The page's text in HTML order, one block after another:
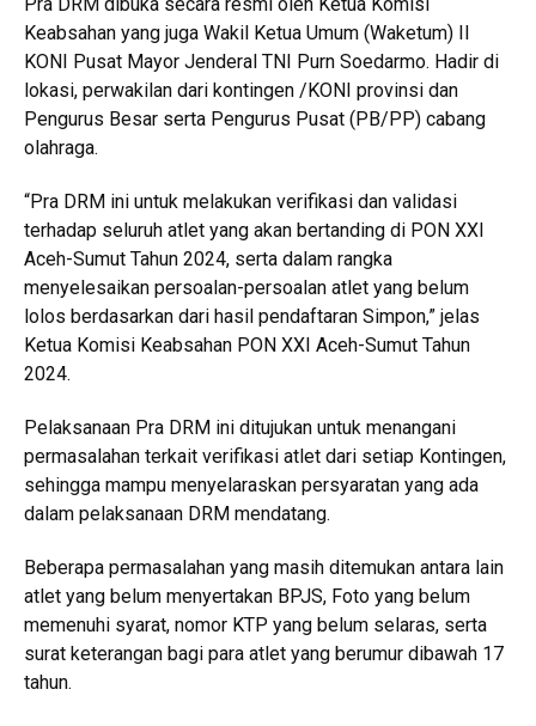
Keabsahan yang juga Wakil Ketua Umum (Waketum) II
KONI Pusat Mayor Jenderal TNI Purn Soedarmo. Hadir di
lokasi, perwakilan dari kontingen /KONI provinsi dan
Pengurus Besar serta Pengurus Pusat (PB/PP) cabang
olahraga.
“Pra DRM ini untuk melakukan verifikasi dan validasi
terhadap seluruh atlet yang akan bertanding di PON XXI
Aceh-Sumut Tahun 2024, serta dalam rangka
menyelesaikan persoalan-persoalan atlet yang belum
lolos berdasarkan dari hasil pendaftaran Simpon,” jelas
Ketua Komisi Keabsahan PON XXI Aceh-Sumut Tahun
2024.
Pelaksanaan Pra DRM ini ditujukan untuk menangani
permasalahan terkait verifikasi atlet dari setiap Kontingen,
sehingga mampu menyelaraskan persyaratan yang ada
dalam pelaksanaan DRM mendatang.
Beberapa permasalahan yang masih ditemukan antara lain
atlet yang belum menyertakan BPJS, Foto yang belum
memenuhi syarat, nomor KTP yang belum selaras, serta
surat keterangan bagi para atlet yang berumur dibawah 17
tahun.